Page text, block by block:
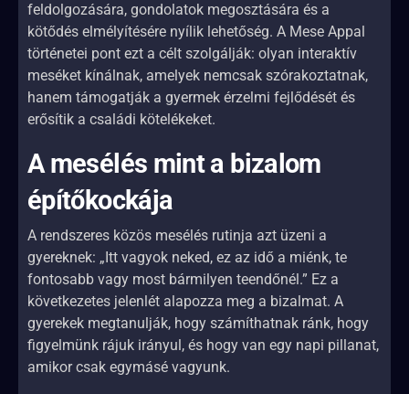
feldolgozására, gondolatok megosztására és a
kötődés elmélyítésére nyílik lehetőség. A Mese Appal
történetei pont ezt a célt szolgálják: olyan interaktív
meséket kínálnak, amelyek nemcsak szórakoztatnak,
hanem támogatják a gyermek érzelmi fejlődését és
erősítik a családi kötelékeket.
A mesélés mint a bizalom
építőkockája
A rendszeres közös mesélés rutinja azt üzeni a
gyereknek: „Itt vagyok neked, ez az idő a miénk, te
fontosabb vagy most bármilyen teendőnél.” Ez a
következetes jelenlét alapozza meg a bizalmat. A
gyerekek megtanulják, hogy számíthatnak ránk, hogy
figyelmünk rájuk irányul, és hogy van egy napi pillanat,
amikor csak egymásé vagyunk.